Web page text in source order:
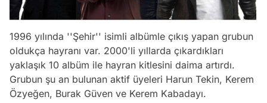
1996 yılında ''Şehir'' isimli albümle çıkış yapan grubun
oldukça hayranı var. 2000'li yıllarda çıkardıkları
yaklaşık 10 albüm ile hayran kitlesini daima artırdı.
Grubun şu an bulunan aktif üyeleri Harun Tekin, Kerem
Özyeğen, Burak Güven ve Kerem Kabadayı.